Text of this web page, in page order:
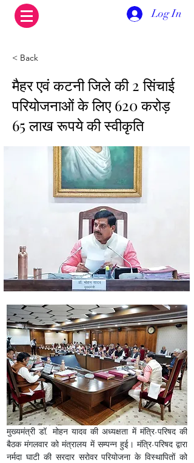
Log In
< Back
मैहर एवं कटनी जिले की 2 सिंचाई
परियोजनाओं के लिए 620 करोड़
65 लाख रूपये की स्वीकृति
मुख्यमंत्री डॉ. मोहन यादव की अध्यक्षता में मंत्रि-परिषद की
बैठक मंगलवार को मंत्रालय में सम्पन्न हुई। मंत्रि-परिषद द्वारा
नर्मदा घाटी की सरदार सरोवर परियोजना के विस्थापितों को